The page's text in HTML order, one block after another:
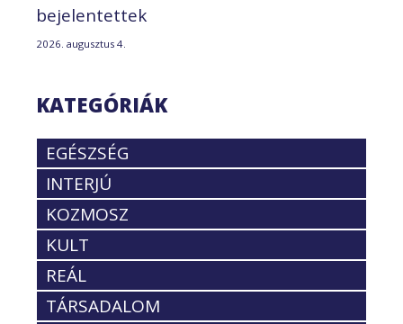
bejelentettek
2026. augusztus 4.
KATEGÓRIÁK
EGÉSZSÉG
INTERJÚ
KOZMOSZ
KULT
REÁL
TÁRSADALOM